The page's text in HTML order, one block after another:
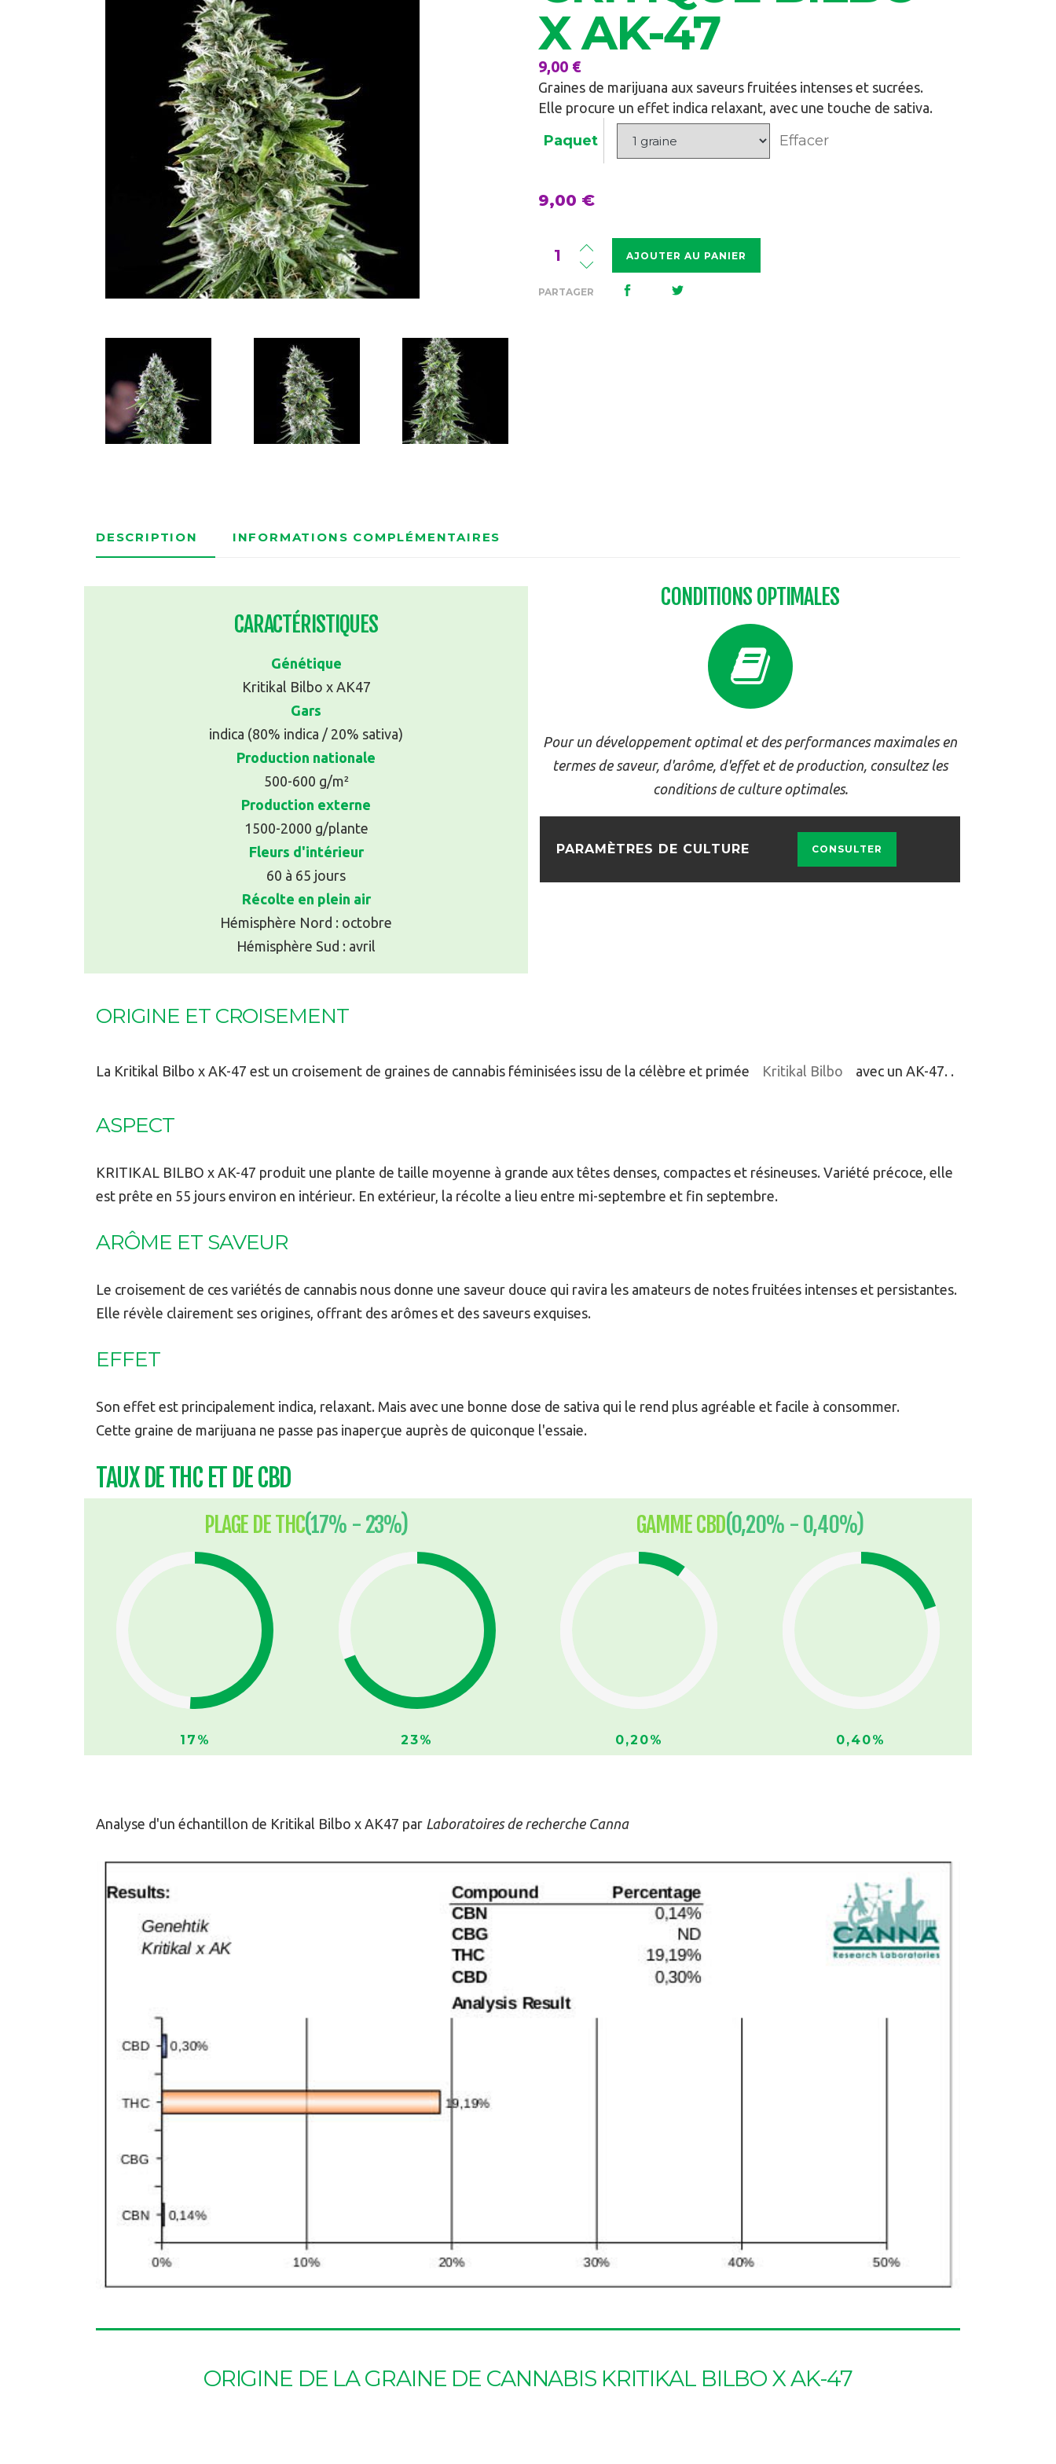
X AK-47
9,00 €
Graines de marijuana aux saveurs fruitées intenses et sucrées.
Elle procure un effet indica relaxant, avec une touche de sativa.
Paquet Effacer
9,00 €
Quantité
Kritikal
Bilbo
AJOUTER AU PANIER
PARTAGER
DESCRIPTION INFORMATIONS COMPLÉMENTAIRES
CARACTÉRISTIQUES
Génétique
Kritikal Bilbo x AK47
Gars
indica (80% indica / 20% sativa)
Production nationale
500-600 g/m²
Production externe
1500-2000 g/plante
Fleurs d'intérieur
60 à 65 jours
Récolte en plein air
Hémisphère Nord : octobre
Hémisphère Sud : avril
CONDITIONS OPTIMALES
Pour un développement optimal et des performances maximales en
termes de saveur, d'arôme, d'effet et de production, consultez les
conditions de culture optimales.
PARAMÈTRES DE CULTURE CONSULTER
ORIGINE ET CROISEMENT
La Kritikal Bilbo x AK-47 est un croisement de graines de cannabis féminisées issu de la célèbre et primée Kritikal Bilbo avec un AK-47. .
ASPECT
KRITIKAL BILBO x AK-47 produit une plante de taille moyenne à grande aux têtes denses, compactes et résineuses. Variété précoce, elle
est prête en 55 jours environ en intérieur. En extérieur, la récolte a lieu entre mi-septembre et fin septembre.
ARÔME ET SAVEUR
Le croisement de ces variétés de cannabis nous donne une saveur douce qui ravira les amateurs de notes fruitées intenses et persistantes.
Elle révèle clairement ses origines, offrant des arômes et des saveurs exquises.
EFFET
Son effet est principalement indica, relaxant. Mais avec une bonne dose de sativa qui le rend plus agréable et facile à consommer.
Cette graine de marijuana ne passe pas inaperçue auprès de quiconque l'essaie.
TAUX DE THC ET DE CBD
PLAGE DE THC(17% - 23%)
17% 23%
GAMME CBD(0,20% - 0,40%)
0,20% 0,40%
Analyse d'un échantillon de Kritikal Bilbo x AK47 par Laboratoires de recherche Canna
ORIGINE DE LA GRAINE DE CANNABIS KRITIKAL BILBO X AK-47